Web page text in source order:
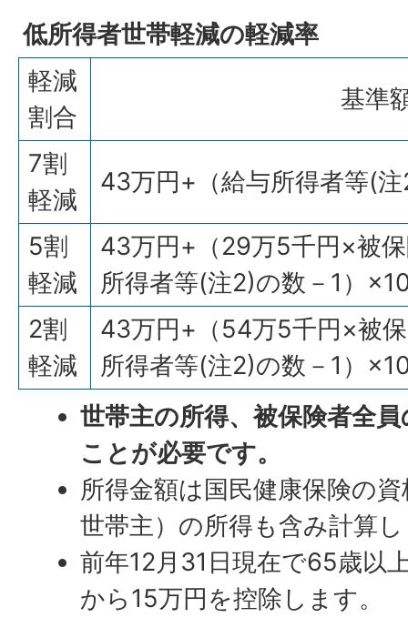
低所得者世帯軽減の軽減率
軽減
割合
基準
7割
軽減
43万円+（給与所得者等(
5割
軽減
43万円+（29万5千円×被
所得者等(注2)の数－1）
2割
軽減
43万円+（54万5千円×被
所得者等(注2)の数－1）
世帯主の所得、被保険者全
ことが必要です。
所得金額は国民健康保険の
世帯主）の所得も含み計算
前年12月31日現在で65歳以
から15万円を控除します。